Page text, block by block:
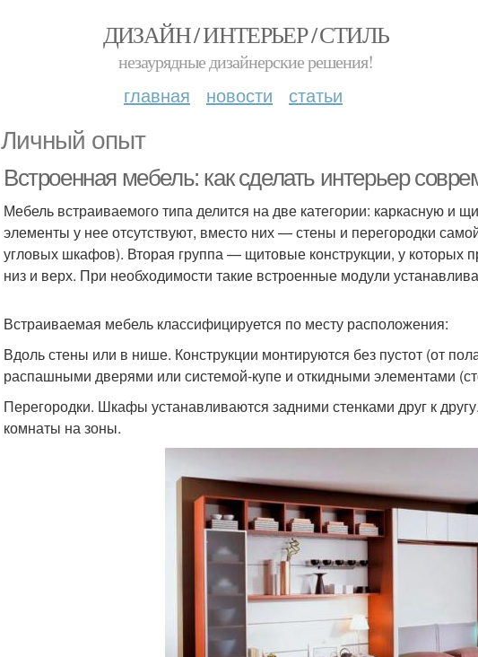
ДИЗАЙН / ИНТЕРЬЕР / СТИЛЬ
незаурядные дизайнерские решения!
главная новости статьи
Личный опыт
Встроенная мебель: как сделать интерьер
Мебель встраиваемого типа делится на две категории: каркасную и
элементы у нее отсутствуют, вместо них — стены и перегородки
угловых шкафов). Вторая группа — щитовые конструкции, у которых
низ и верх. При необходимости такие встроенные модули
Встраиваемая мебель классифицируется по месту расположения:
Вдоль стены или в нише. Конструкции монтируются без пустот (от
распашными дверями или системой-купе и откидными элементами
Перегородки. Шкафы устанавливаются задними стенками друг к
комнаты на зоны.